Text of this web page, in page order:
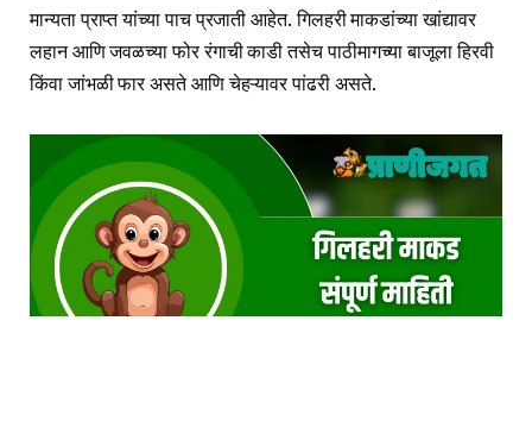
मान्यता प्राप्त यांच्या पाच प्रजाती आहेत. गिलहरी माकडांच्या खांद्यावर
लहान आणि जवळच्या फोर रंगाची काडी तसेच पाठीमागच्या बाजूला हिरवी
किंवा जांभळी फार असते आणि चेहऱ्यावर पांढरी असते.